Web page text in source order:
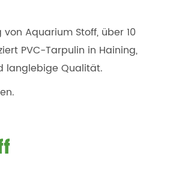
Aquarium Stoff, über 10
PVC-Tarpulin in Haining,
langlebige Qualität.